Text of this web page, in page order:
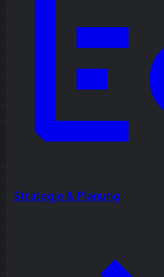
Strategie & Planung